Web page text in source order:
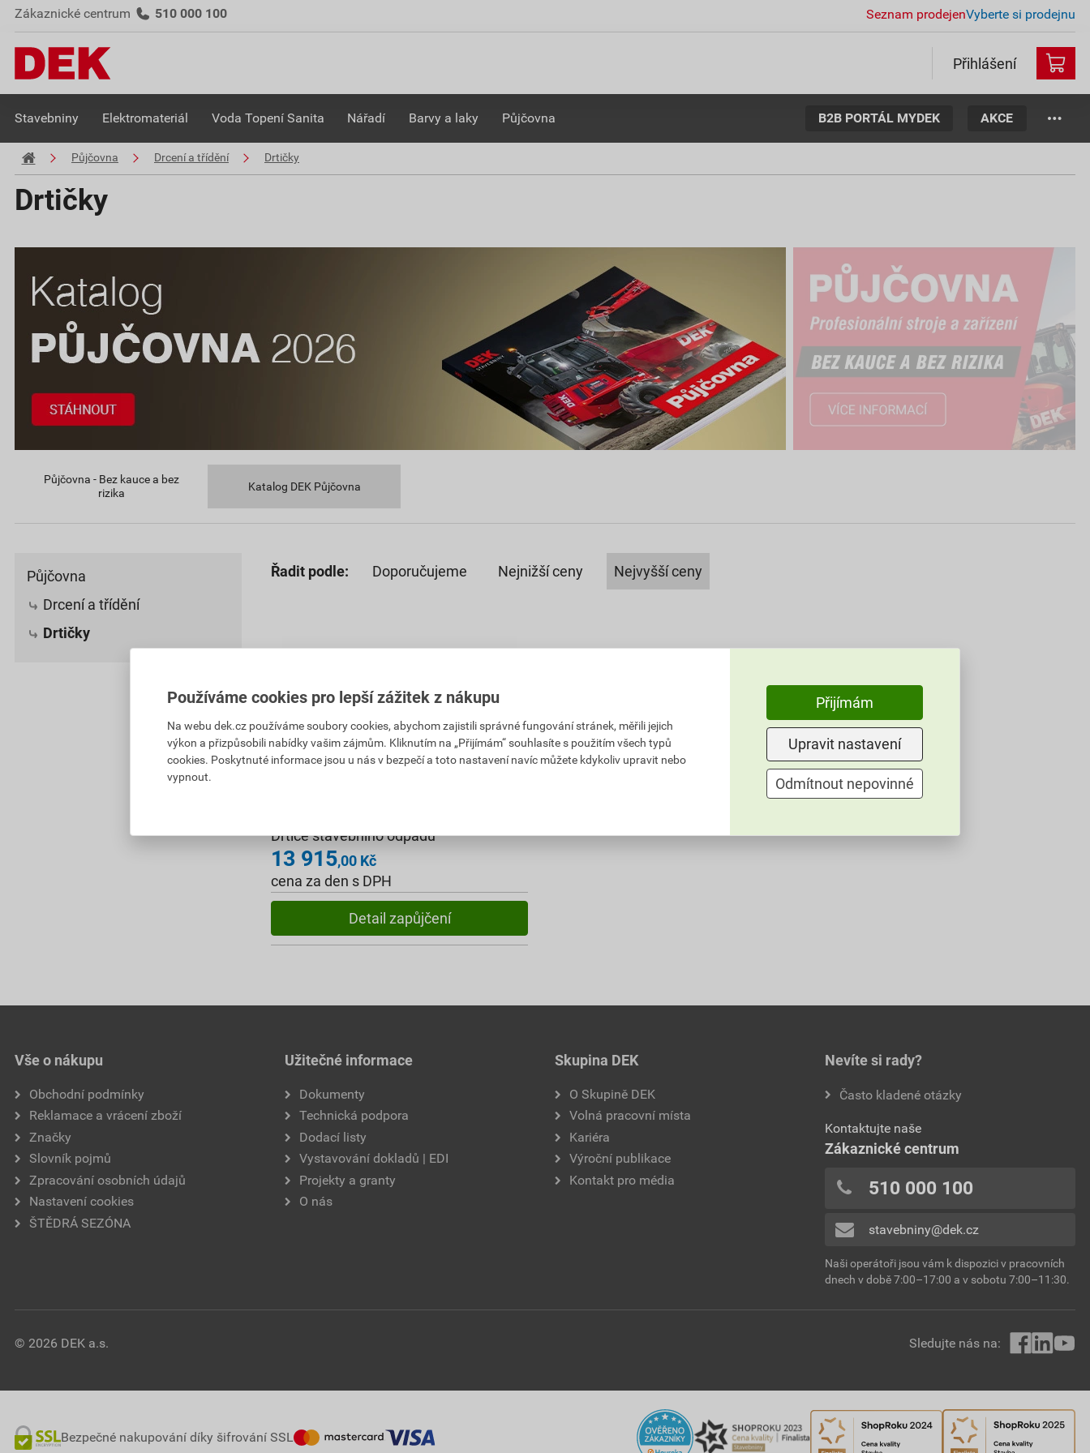
Zákaznické centrum 510 000 100 Seznam prodejenVyberte si prodejnu
Přihlášení
Stavebniny Elektromateriál Voda Topení Sanita Nářadí Barvy a laky Půjčovna B2B PORTÁL MYDEK AKCE
Půjčovna Drcení a třídění Drtičky
Drtičky
Půjčovna - Bez kauce a bez
rizika
Katalog DEK Půjčovna
Půjčovna
Drcení a třídění
Drtičky
Řadit podle: Doporučujeme Nejnižší ceny Nejvyšší ceny
Drtiče stavebního odpadu
13 915,00 Kč
cena za den s DPH
Detail zapůjčení
Vše o nákupu
Obchodní podmínky
Reklamace a vrácení zboží
Značky
Slovník pojmů
Zpracování osobních údajů
Nastavení cookies
ŠTĚDRÁ SEZÓNA
Užitečné informace
Dokumenty
Technická podpora
Dodací listy
Vystavování dokladů | EDI
Projekty a granty
O nás
Skupina DEK
O Skupině DEK
Volná pracovní místa
Kariéra
Výroční publikace
Kontakt pro média
Nevíte si rady?
Často kladené otázky
Kontaktujte naše
Zákaznické centrum
510 000 100
stavebniny@dek.cz
Naši operátoři jsou vám k dispozici v pracovních
dnech v době 7:00–17:00 a v sobotu 7:00–11:30.
© 2026 DEK a.s. Sledujte nás na:
Bezpečné nakupování díky šifrování SSL
Používáme cookies pro lepší zážitek z nákupu
Na webu dek.cz používáme soubory cookies, abychom zajistili správné fungování stránek, měřili jejich
výkon a přizpůsobili nabídky vašim zájmům. Kliknutím na „Přijímám“ souhlasíte s použitím všech typů
cookies. Poskytnuté informace jsou u nás v bezpečí a toto nastavení navíc můžete kdykoliv upravit nebo
vypnout.
Přijímám
Upravit nastavení
Odmítnout nepovinné